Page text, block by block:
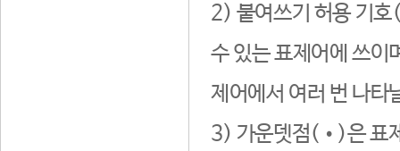
2) 붙여쓰기 허용 기호
수 있는 표제어에 쓰이
제어에서 여러 번 나타
3) 가운뎃점(•)은 표